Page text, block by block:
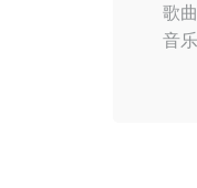
歌
音